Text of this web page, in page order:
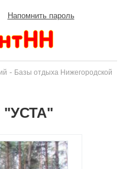
Напомнить пароль
- Базы отдыха Нижегородской